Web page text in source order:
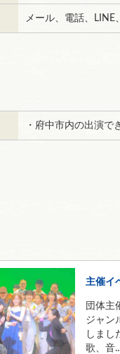
メール、電話、LINE
・府中市内の出演で
主催イ
団体主
ジャン
しまし
歌、音